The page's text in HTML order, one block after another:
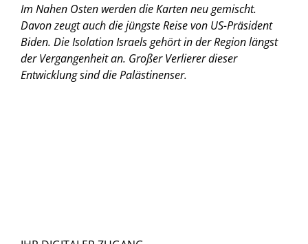
Im Nahen Osten werden die Karten neu gemischt.
Davon zeugt auch die jüngste Reise von US-Präsident
Biden. Die Isolation Israels gehört in der Region längst
der Vergangenheit an. Großer Verlierer dieser
Entwicklung sind die Palästinenser.